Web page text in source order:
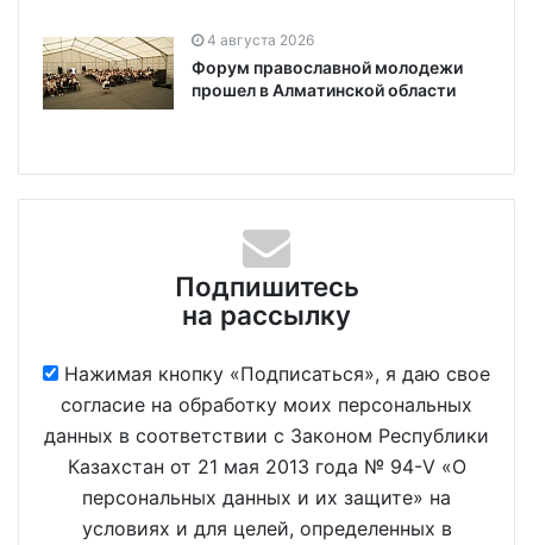
4 августа 2026
Форум православной молодежи
прошел в Алматинской области
Подпишитесь
на рассылку
Нажимая кнопку «Подписаться», я даю свое
согласие на обработку моих персональных
данных в соответствии с Законом Республики
Казахстан от 21 мая 2013 года № 94-V «О
персональных данных и их защите» на
условиях и для целей, определенных в